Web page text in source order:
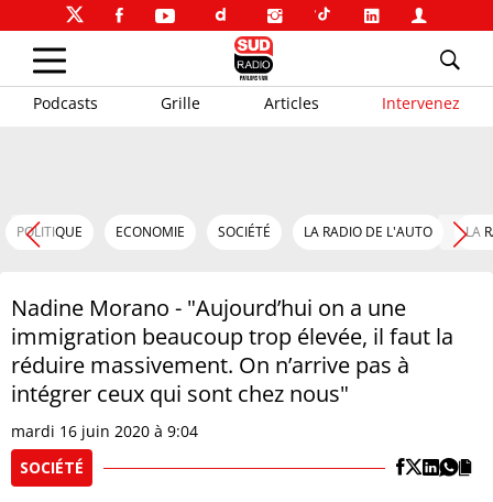
Podcasts Grille Articles Intervenez
POLITIQUE ECONOMIE SOCIÉTÉ LA RADIO DE L'AUTO LA
Nadine Morano - "Aujourd’hui on a une
immigration beaucoup trop élevée, il faut la
réduire massivement. On n’arrive pas à
intégrer ceux qui sont chez nous"
mardi 16 juin 2020 à 9:04
SOCIÉTÉ